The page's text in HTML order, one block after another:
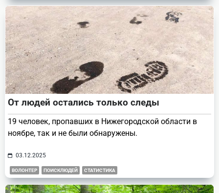
От людей остались только следы
19 человек, пропавших в Нижегородской области в
ноябре, так и не были обнаружены.
03.12.2025
ВОЛОНТЕР ПОИСКЛЮДЕЙ СТАТИСТИКА